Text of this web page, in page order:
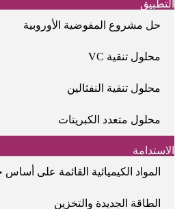
التطبيق
حل مشروع المفوضية الأوروبية
محلول تنقية VC
محلول تنقية النفثالين
محلول متعدد الكبريتات
الاستدامة
المواد الكيميائية القائمة على
الطاقة الجديدة والتخزين